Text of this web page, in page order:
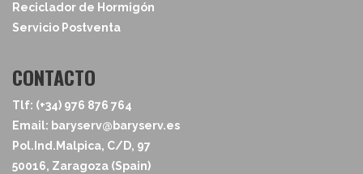
Reciclador de Hormigón
Servicio Postventa
CONTACTO
Tlf: (+34) 976 876 764
Email: baryserv@baryserv.es
Pol.Ind.Malpica, C/D, 97
50016, Zaragoza (Spain)